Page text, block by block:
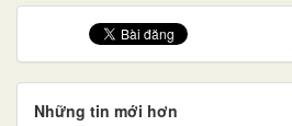
Những tin mới hơn